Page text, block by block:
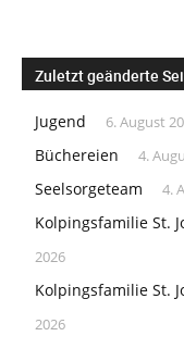
Zuletzt geänderte
Jugend 6. August
Büchereien 4.
Seelsorgeteam 4.
Kolpingsfamilie St.
2026
Kolpingsfamilie St.
2026